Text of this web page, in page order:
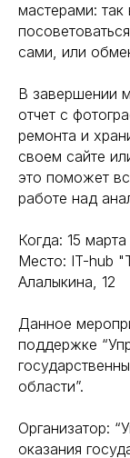
мастерами:
сами, или
В завершении
отчет с
ремонта и
своем сайте
это поможет
работе над
Когда: 15 марта
Место: IT-hub
Алалыкина, 12
Данное
поддержке
области”.
Организатор:
оказания